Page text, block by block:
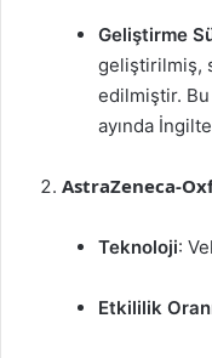
Geliştirme
geliştirilmiş,
edilmiştir. Bu
ayında
AstraZeneca-
Teknoloji:
Etkililik